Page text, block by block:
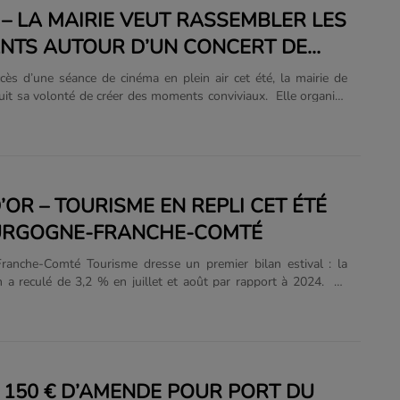
LA MAIRIE VEUT RASSEMBLER LES
AUTOUR D’UN CONCERT DE
d’une séance de cinéma en plein air cet été, la mairie de
sa volonté de créer des moments conviviaux. Elle organise
– TOURISME EN REPLI CET ÉTÉ
FRANCHE-COMTÉ
Comté Tourisme dresse un premier bilan estival : la
a reculé de 3,2 % en juillet et août par rapport à 2024. La
les professionnels restent prudents : la météo devrait jouer
150 € D’AMENDE POUR PORT DU